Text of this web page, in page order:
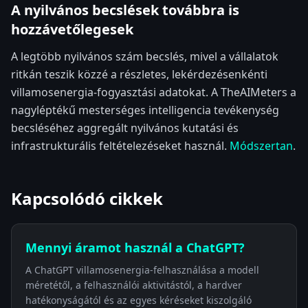
A nyilvános becslések továbbra is
hozzávetőlegesek
A legtöbb nyilvános szám becslés, mivel a vállalatok
ritkán teszik közzé a részletes, lekérdezésenkénti
villamosenergia-fogyasztási adatokat. A TheAIMeters a
nagyléptékű mesterséges intelligencia tevékenység
becsléséhez aggregált nyilvános kutatási és
infrastrukturális feltételezéseket használ. Módszertan.
Kapcsolódó cikkek
Mennyi áramot használ a ChatGPT?
A ChatGPT villamosenergia-felhasználása a modell
méretétől, a felhasználói aktivitástól, a hardver
hatékonyságától és az egyes kéréseket kiszolgáló